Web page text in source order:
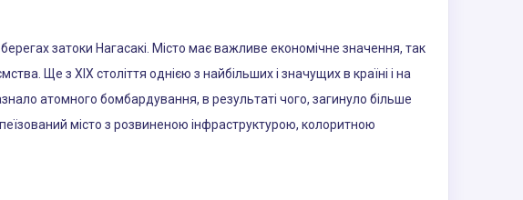
затоки Нагасакі. Місто має важливе економічне значення, так
Ще з XIX століття однією з найбільших і значущих в країні і на
атомного бомбардування, в результаті чого, загинуло більше
місто з розвиненою інфраструктурою, колоритною